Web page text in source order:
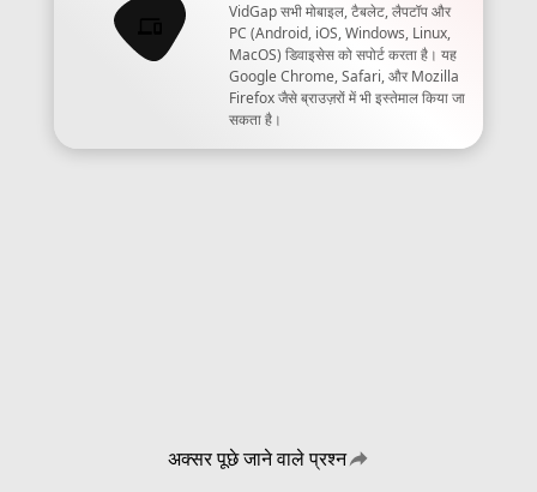
VidGap सभी मोबाइल, टैबलेट, लैपटॉप और
PC (Android, iOS, Windows, Linux,
MacOS) डिवाइसेस को सपोर्ट करता है। यह
Google Chrome, Safari, और Mozilla
Firefox जैसे ब्राउज़रों में भी इस्तेमाल किया जा
सकता है।
अक्सर पूछे जाने वाले प्रश्न